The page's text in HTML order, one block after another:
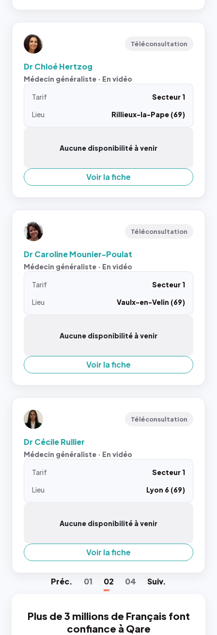
Téléconsultation
Dr Chloé Hertzog
Médecin généraliste · En vidéo
Tarif
Secteur 1
Lieu
Rillieux-la-Pape (69)
Aucune disponibilité à venir
Voir la fiche
Téléconsultation
Dr Caroline Mounier-Poulat
Médecin généraliste · En vidéo
Tarif
Secteur 1
Lieu
Vaulx-en-Velin (69)
Aucune disponibilité à venir
Voir la fiche
Téléconsultation
Dr Cécile Rullier
Médecin généraliste · En vidéo
Tarif
Secteur 1
Lieu
Lyon 6 (69)
Aucune disponibilité à venir
Voir la fiche
Préc. 01 02 04 Suiv.
Plus de 3 millions de Français font
confiance à Qare